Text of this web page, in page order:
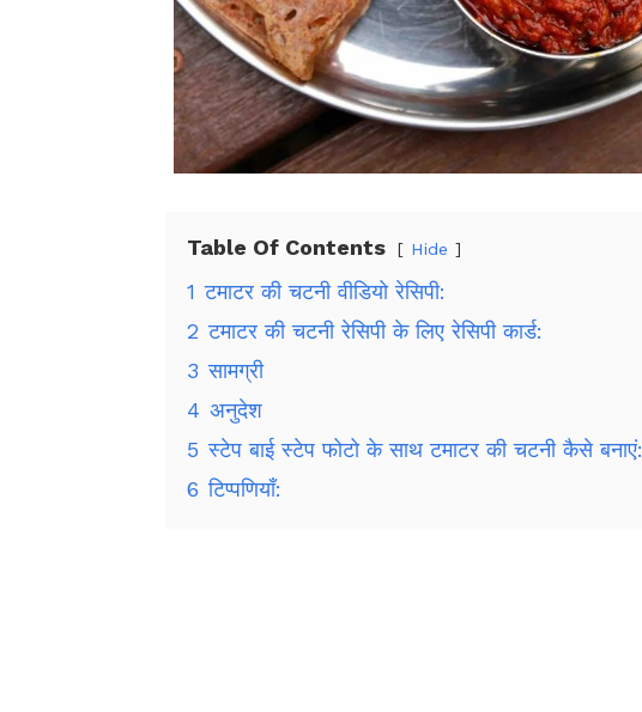
Table Of Contents Hide
1 टमाटर की चटनी वीडियो रेसिपी:
2 टमाटर की चटनी रेसिपी के लिए रेसिपी कार्ड:
3 सामग्री
4 अनुदेश
5 स्टेप बाई स्टेप फोटो के साथ टमाटर की चटनी कैसे बनाएं:
6 टिप्पणियाँ: